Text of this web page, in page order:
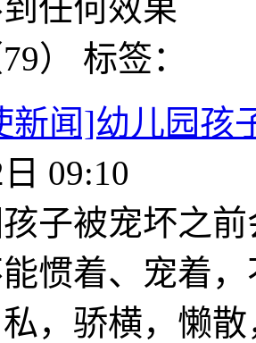
任何效果
） 标签：
新闻]幼儿园孩
09:10
子被宠坏之
惯着、宠着
，骄横，懒